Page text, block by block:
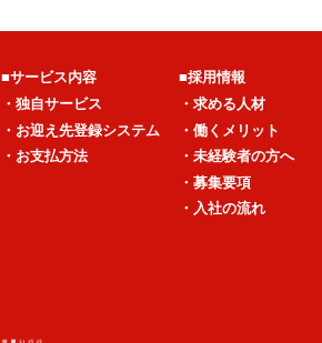
■サービス内容
・独自サービス
・お迎え先登録システム
・お支払方法
■採用情報
・求める人材
・働くメリット
・未経験者の方へ
・募集要項
・入社の流れ